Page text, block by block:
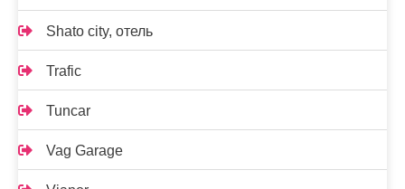
Shato city, отель
Trafic
Tuncar
Vag Garage